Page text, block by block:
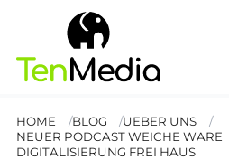
HOME BLOG
UEBER UNS
NEUER PODCAST WEICHE WARE
DIGITALISIERUNG FREI HAUS
Neuer Podcast:
Ware –